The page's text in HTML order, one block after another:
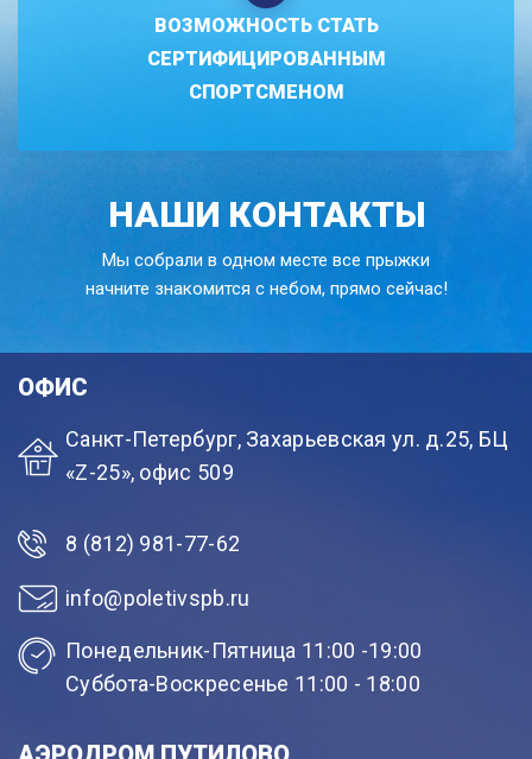
ВОЗМОЖНОСТЬ СТАТЬ
СЕРТИФИЦИРОВАННЫМ
СПОРТСМЕНОМ
НАШИ КОНТАКТЫ
Мы собрали в одном месте все прыжки
начните знакомится с небом, прямо сейчас!
ОФИС
Санкт-Петербург, Захарьевская ул. д.25, БЦ
«Z-25», офис 509
8 (812) 981-77-62
info@poletivspb.ru
Понедельник-Пятница 11:00 -19:00
Суббота-Воскресенье 11:00 - 18:00